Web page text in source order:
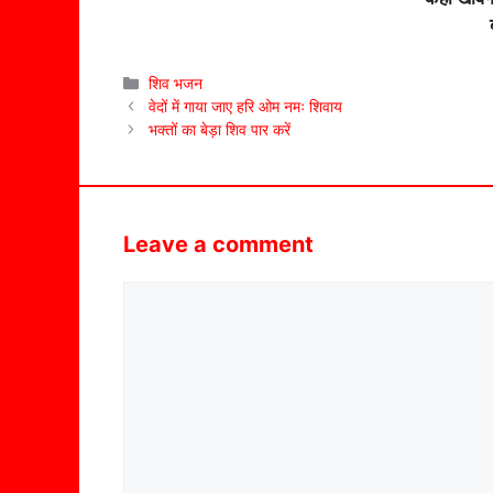
Categories
शिव भजन
वेदों में गाया जाए हरि ओम नमः शिवाय
भक्तों का बेड़ा शिव पार करें
Leave a comment